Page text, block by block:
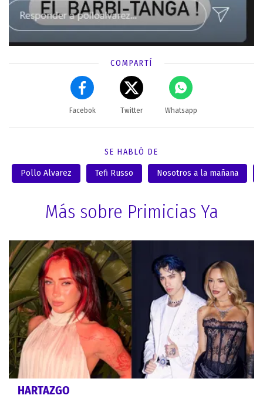
COMPARTÍ
Facebok Twitter Whatsapp
SE HABLÓ DE
Pollo Alvarez Tefi Russo Nosotros a la mañana
Más sobre Primicias Ya
HARTAZGO